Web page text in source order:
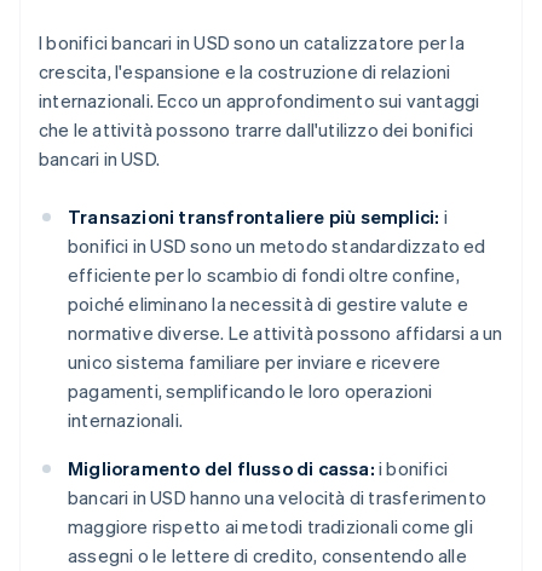
I bonifici bancari in USD sono un catalizzatore per la
crescita, l'espansione e la costruzione di relazioni
internazionali. Ecco un approfondimento sui vantaggi
che le attività possono trarre dall'utilizzo dei bonifici
bancari in USD.
Transazioni transfrontaliere più semplici: i
bonifici in USD sono un metodo standardizzato ed
efficiente per lo scambio di fondi oltre confine,
poiché eliminano la necessità di gestire valute e
normative diverse. Le attività possono affidarsi a un
unico sistema familiare per inviare e ricevere
pagamenti, semplificando le loro operazioni
internazionali.
Miglioramento del flusso di cassa: i bonifici
bancari in USD hanno una velocità di trasferimento
maggiore rispetto ai metodi tradizionali come gli
assegni o le lettere di credito, consentendo alle